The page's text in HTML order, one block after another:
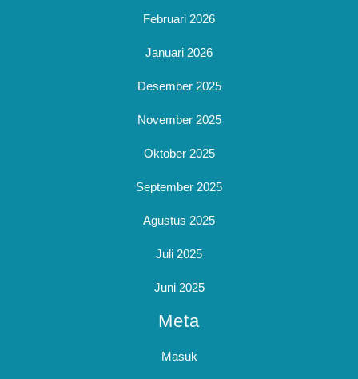
Februari 2026
Januari 2026
Desember 2025
November 2025
Oktober 2025
September 2025
Agustus 2025
Juli 2025
Juni 2025
Meta
Masuk